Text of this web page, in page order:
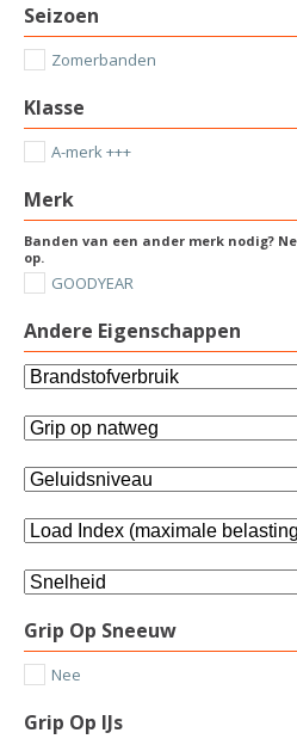
Seizoen
Zomerbanden
Klasse
A-merk +++
Merk
Banden van een ander merk nodig?
op.
GOODYEAR
Andere Eigenschappen
Grip Op Sneeuw
Nee
Grip Op IJs